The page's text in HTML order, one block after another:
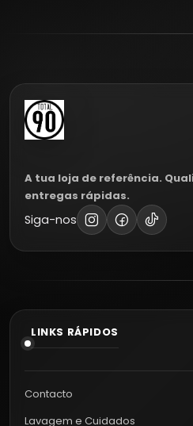
A tua loja de referência.
entregas rápidas.
Siga-nos
LINKS RÁPIDOS
Contacto
Lavagem e Cuidados